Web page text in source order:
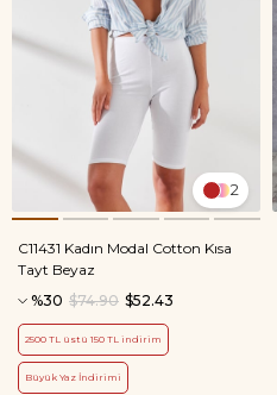
2
C11431 Kadın Modal Cotton Kısa
Tayt Beyaz
%30
$52.43
$74.90
2500 TL üstü 150 TL indirim
Büyük Yaz İndirimi